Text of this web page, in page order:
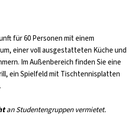
für 60 Personen mit einem
einer voll ausgestatteten Küche und
Im Außenbereich finden Sie eine
ein Spielfeld mit Tischtennisplatten
an Studentengruppen vermietet.